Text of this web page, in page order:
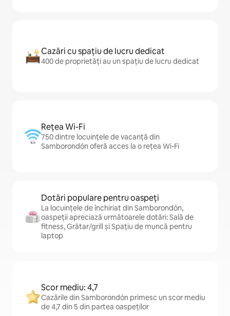
Cazări cu spațiu de lucru dedicat
400 de proprietăți au un spațiu de lucru dedicat
Rețea Wi-Fi
750 dintre locuințele de vacanță din
Samborondón oferă acces la o rețea Wi-Fi
Dotări populare pentru oaspeți
La locuințele de închiriat din Samborondón,
oaspeții apreciază următoarele dotări: Sală de
fitness, Grătar/grill și Spațiu de muncă pentru
laptop
Scor mediu: 4,7
Cazările din Samborondón primesc un scor mediu
de 4,7 din 5 din partea oaspeților